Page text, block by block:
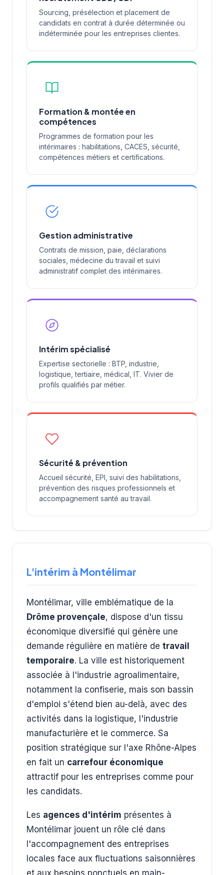
Sourcing, présélection et placement de
candidats en contrat à durée déterminée ou
indéterminée pour les entreprises clientes.
Formation & montée en
compétences
Programmes de formation pour les
intérimaires : habilitations, CACES, sécurité,
compétences métiers et certifications.
Gestion administrative
Contrats de mission, paie, déclarations
sociales, médecine du travail et suivi
administratif complet des intérimaires.
Intérim spécialisé
Expertise sectorielle : BTP, industrie,
logistique, tertiaire, médical, IT. Vivier de
profils qualifiés par métier.
Sécurité & prévention
Accueil sécurité, EPI, suivi des habilitations,
prévention des risques professionnels et
accompagnement santé au travail.
L'intérim à Montélimar
Montélimar, ville emblématique de la
Drôme provençale, dispose d'un tissu
économique diversifié qui génère une
demande régulière en matière de travail
temporaire. La ville est historiquement
associée à l'industrie agroalimentaire,
notamment la confiserie, mais son bassin
d'emploi s'étend bien au-delà, avec des
activités dans la logistique, l'industrie
manufacturière et le commerce. Sa
position stratégique sur l'axe Rhône-Alpes
en fait un carrefour économique
attractif pour les entreprises comme pour
les candidats.
Les agences d'intérim présentes à
Montélimar jouent un rôle clé dans
l'accompagnement des entreprises
locales face aux fluctuations saisonnières